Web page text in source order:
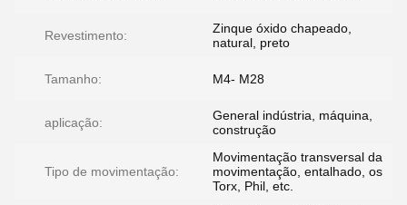
Revestimento:
Zinque óxido chapeado,
natural, preto
Tamanho: M4- M28
aplicação:
General indústria, máquina,
construção
Tipo de movimentação:
Movimentação transversal da
movimentação, entalhado, os
Torx, Phil, etc.